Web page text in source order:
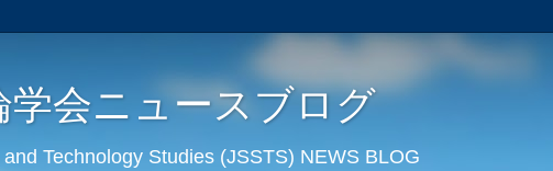
学会ニュースブログ
Technology Studies (JSSTS) NEWS BLOG